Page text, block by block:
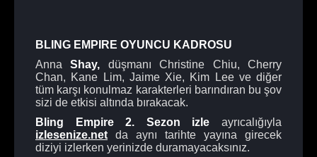
BLING EMPIRE OYUNCU KADROSU
AnnaShay, düşmanı Christine Chiu, Cherry
Chan, Kane Lim, Jaime Xie, Kim Lee ve diğer
tüm karşı konulmaz karakterleri barındıran bu şov
sizi de etkisi altında bırakacak.
Bling Empire 2. Sezon izle ayrıcalığıyla
izlesenize.net da aynı tarihte yayına girecek
diziyi izlerken yerinizde duramayacaksınız.